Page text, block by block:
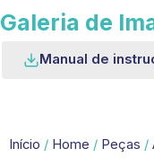
Galeria de
Manual de
Início / Home / Peças /